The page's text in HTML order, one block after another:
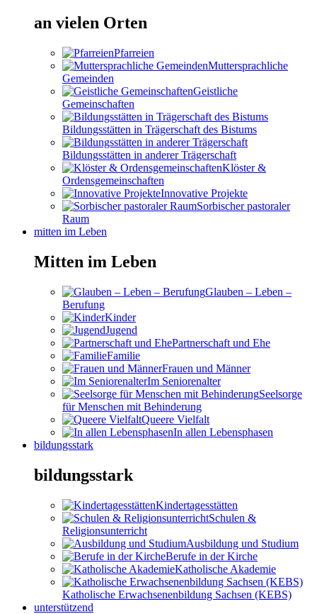
an vielen Orten
Pfarreien
Muttersprachliche
Gemeinden
Geistliche
Gemeinschaften
Bildungsstätten in Trägerschaft des Bistums
Bildungsstätten in anderer Trägerschaft
Klöster &
Ordensgemeinschaften
Innovative Projekte
Sorbischer pastoraler
Raum
mitten im Leben
Mitten im Leben
Glauben – Leben –
Berufung
Kinder
Jugend
Partnerschaft und Ehe
Familie
Frauen und Männer
Im Seniorenalter
Seelsorge
für Menschen mit Behinderung
Queere Vielfalt
In allen Lebensphasen
bildungsstark
bildungsstark
Kindertagesstätten
Schulen &
Religionsunterricht
Ausbildung und Studium
Berufe in der Kirche
Katholische Akademie
Katholische Erwachsenenbildung Sachsen (KEBS)
unterstützend